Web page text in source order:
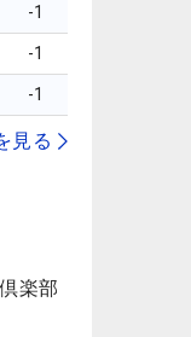
-1
-1
-1
見る
楽部